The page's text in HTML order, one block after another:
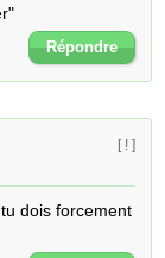
Répondre
[ ! ]
dois forcement